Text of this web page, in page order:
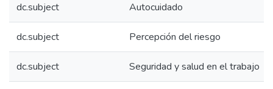
dc.subject Autocuidado
dc.subject Percepción del riesgo
dc.subject Seguridad y salud en el trabajo